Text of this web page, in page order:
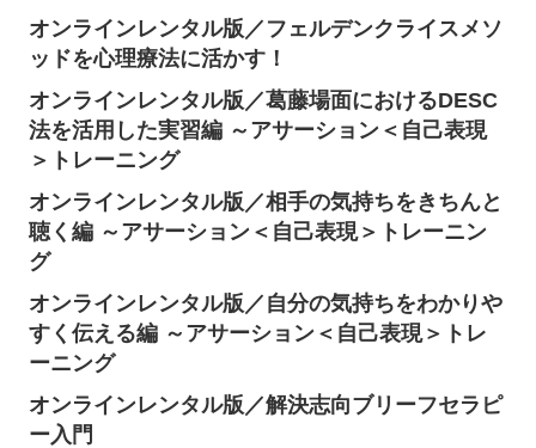
オンラインレンタル版／フェルデンクライスメソ
ッドを心理療法に活かす！
オンラインレンタル版／葛藤場面におけるDESC
法を活用した実習編 ～アサーション＜自己表現
＞トレーニング
オンラインレンタル版／相手の気持ちをきちんと
聴く編 ～アサーション＜自己表現＞トレーニン
グ
オンラインレンタル版／自分の気持ちをわかりや
すく伝える編 ～アサーション＜自己表現＞トレ
ーニング
オンラインレンタル版／解決志向ブリーフセラピ
ー入門